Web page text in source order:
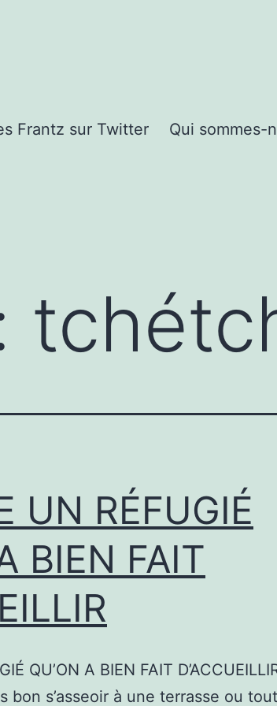
Frantz sur Twitter Qui sommes-
UN RÉFUGIÉ
BIEN FAIT
QU’ON A BIEN FAIT
bon s’asseoir à une terrasse ou tout